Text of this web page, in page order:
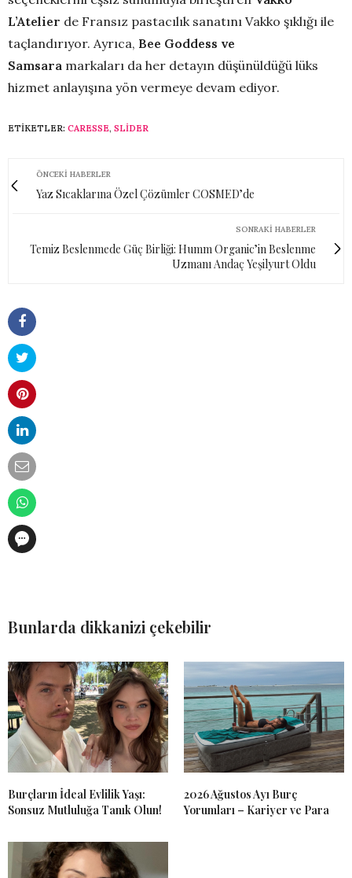
L’Atelier de Fransız pastacılık sanatını Vakko şıklığı ile
taçlandırıyor. Ayrıca, Bee Goddess ve
Samsara markaları da her detayın düşünüldüğü lüks
hizmet anlayışına yön vermeye devam ediyor.
ETIKETLER: CARESSE, SLİDER
ÖNCEKI HABERLER
Yaz Sıcaklarına Özel Çözümler COSMED’de
SONRAKI HABERLER
Temiz Beslenmede Güç Birliği: Humm Organic’in Beslenme
Uzmanı Andaç Yeşilyurt Oldu
Bunlarda dikkanizi çekebilir
Burçların İdeal Evlilik Yaşı:
Sonsuz Mutluluğa Tanık Olun!
2026 Ağustos Ayı Burç
Yorumları – Kariyer ve Para